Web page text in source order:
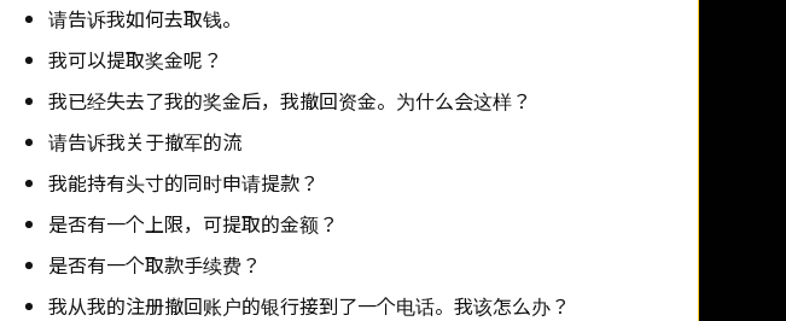
请告诉我如何去取钱。
我可以提取奖金呢？
我已经失去了我的奖金后，我撤回资金。为什么会这样？
请告诉我关于撤军的流
我能持有头寸的同时申请提款？
是否有一个上限，可提取的金额？
是否有一个取款手续费？
我从我的注册撤回账户的银行接到了一个电话。我该怎么办？